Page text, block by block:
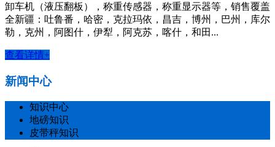
卸车机（液压翻板），称重传感器，称重显示器等，销售覆盖
全新疆：吐鲁番，哈密，克拉玛依，昌吉，博州，巴州，库尔
勒，克州，阿图什，伊犁，阿克苏，喀什，和田...
查看详情+
新闻中心
知识中心
地磅知识
皮带秤知识